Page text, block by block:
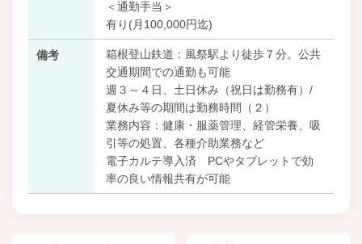
＜通勤手当＞
有り(月100,000円迄)
備考
箱根登山鉄道：風祭駅より徒歩７分。公共
交通期間での通勤も可能
週３～４日、土日休み（祝日は勤務有）/
夏休み等の期間は勤務時間（２）
業務内容：健康・服薬管理、経管栄養、吸
引等の処置、各種介助業務など
電子カルテ導入済 PCやタブレットで効
率の良い情報共有が可能